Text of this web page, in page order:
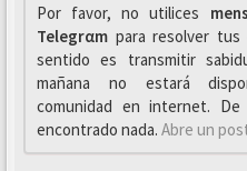
Por favor, no utilices
Telegrαm para resolver tus
sentido es transmitir
mañana no estará
comunidad en internet.
encontrado nada. Abre un